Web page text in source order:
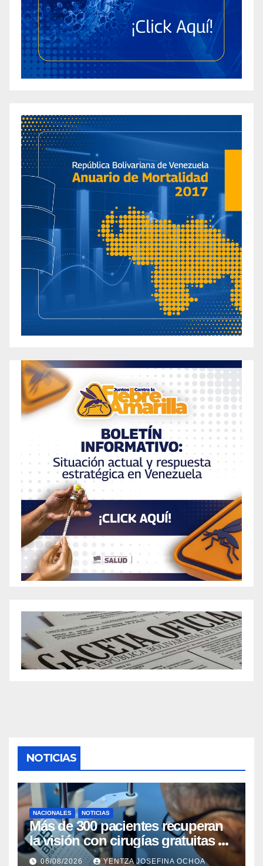
NOTICIAS
NACIONALES NOTICIAS
Más de 300 pacientes recuperan
la visión con cirugías gratuitas de
cataratas en Zulia
06/08/2026 YENTZA JOSEFINA OCHOA